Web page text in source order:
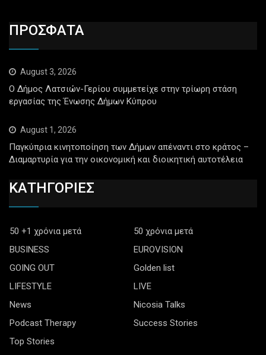
ΠΡΟΣΦΑΤΑ
August 3, 2026
Ο Δήμος Λατσιών-Γερίου συμμετείχε στην τρίωρη στάση
εργασίας της Ένωσης Δήμων Κύπρου
August 1, 2026
Παγκύπρια κινητοποίηση των Δήμων απέναντι στο κράτος –
Διαμαρτυρία για την οικονομική και διοικητική αυτοτέλεια
ΚΑΤΗΓΟΡΙΕΣ
50 +1 χρόνια μετά
50 χρόνια μετά
BUSINESS
EUROVISION
GOING OUT
Golden list
LIFESTYLE
LIVE
News
Nicosia Talks
Podcast Therapy
Success Stories
Top Stories